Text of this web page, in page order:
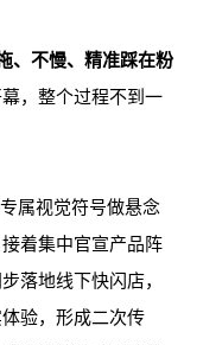
、不慢、精准踩在粉
，整个过程不到一
属视觉符号做悬念
着集中官宣产品阵
落地线下快闪店，
验，形成二次传